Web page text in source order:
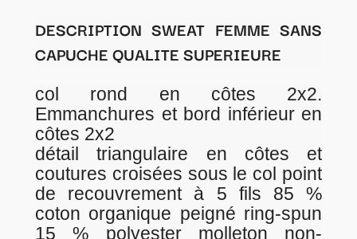
DESCRIPTION SWEAT FEMME SANS
CAPUCHE QUALITE SUPERIEURE
col rond en côtes 2x2.
Emmanchures et bord inférieur en
côtes 2x2
détail triangulaire en côtes et
coutures croisées sous le col point
de recouvrement à 5 fils 85 %
coton organique peigné ring-spun
15 % polyester molleton non-